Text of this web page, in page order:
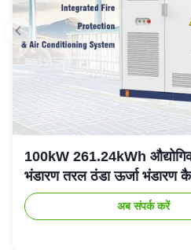
100kW 261.24kWh
भंडारण तरल ठंडा ऊर्जा भंडारण
अब संपर्क करें